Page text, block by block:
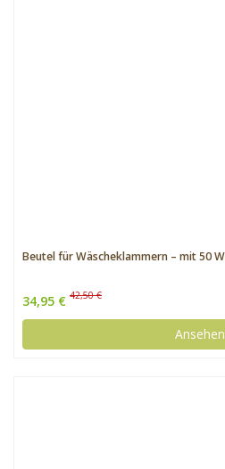
Beutel für Wäscheklammern – mit 50
34,95 € 42,50 €
Ansehen